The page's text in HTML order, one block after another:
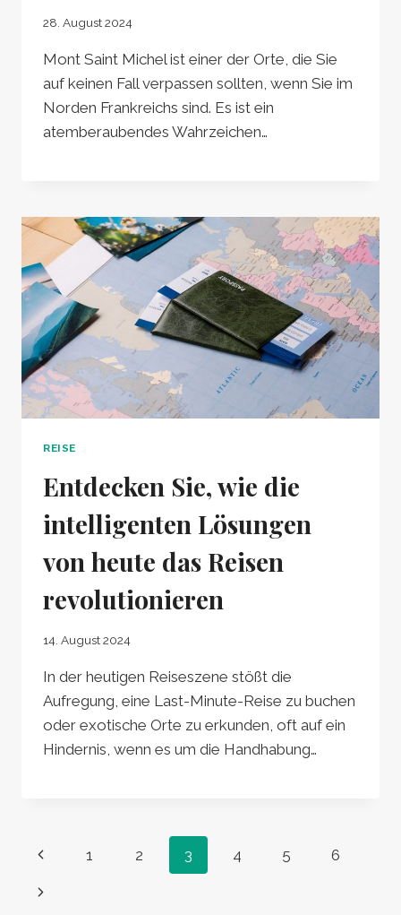
28. August 2024
Mont Saint Michel ist einer der Orte, die Sie
auf keinen Fall verpassen sollten, wenn Sie im
Norden Frankreichs sind. Es ist ein
atemberaubendes Wahrzeichen…
REISE
Entdecken Sie, wie die
intelligenten Lösungen
von heute das Reisen
revolutionieren
14. August 2024
In der heutigen Reiseszene stößt die
Aufregung, eine Last-Minute-Reise zu buchen
oder exotische Orte zu erkunden, oft auf ein
Hindernis, wenn es um die Handhabung…
Seitennavigation
Vorherige
Seite
1 2 3 4 5 6
Nächste